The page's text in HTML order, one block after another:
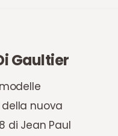
Gaultier
nuova
di Jean Paul